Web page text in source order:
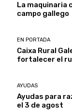
La maquinaria
campo gallego
EN PORTADA
Caixa Rural
fortalecer el
AYUDAS
Ayudas para
el 3 de agost